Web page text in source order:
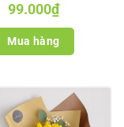
99.000₫
Mua hàng